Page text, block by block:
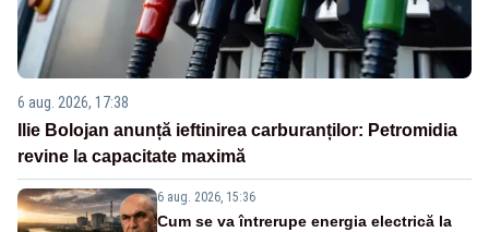
6 aug. 2026, 17:38
Ilie Bolojan anunță ieftinirea carburanților: Petromidia
revine la capacitate maximă
6 aug. 2026, 15:36
Cum se va întrerupe energia electrică la